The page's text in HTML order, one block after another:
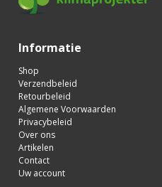
Informatie
Shop
Verzendbeleid
Retourbeleid
Algemene Voorwaarden
Privacybeleid
Over ons
Artikelen
Contact
Uw account